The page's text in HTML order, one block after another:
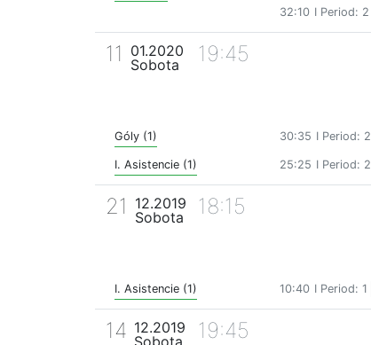
32:10 I Period: 2
11
01.2020
Sobota
19:45
Góly (1) 30:35 I Period: 2
I. Asistencie (1) 25:25 I Period: 2
21
12.2019
Sobota
18:15
I. Asistencie (1) 10:40 I Period: 1
14 12.2019
19:45